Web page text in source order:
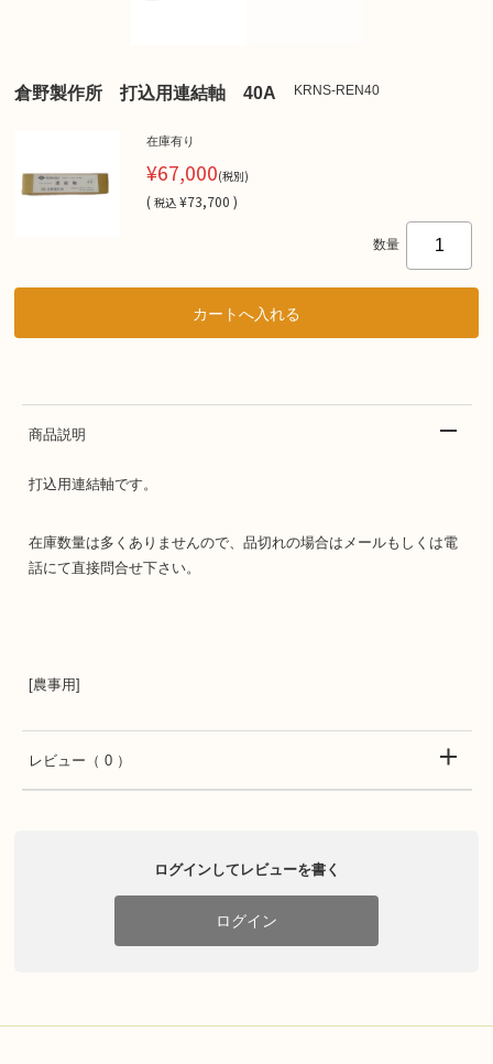
倉野製作所 打込用連結軸 40A KRNS-REN40
在庫有り
¥67,000(税別)
( 税込 ¥73,700 )
数量
商品説明
打込用連結軸です。
在庫数量は多くありませんので、品切れの場合はメールもしくは電
話にて直接問合せ下さい。
[農事用]
レビュー （ 0 ）
ログインしてレビューを書く
ログイン